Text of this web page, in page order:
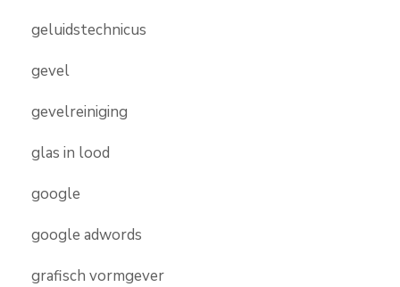
geluidstechnicus
gevel
gevelreiniging
glas in lood
google
google adwords
grafisch vormgever